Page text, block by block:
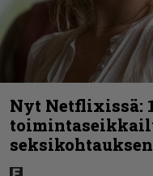
Nyt Netflixissä: